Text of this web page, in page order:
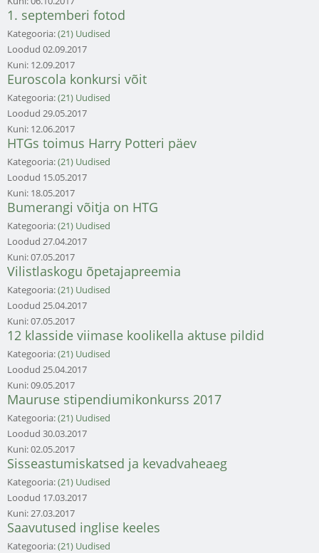
1. septemberi fotod
Kategooria:(21) Uudised
Loodud 02.09.2017
Kuni: 12.09.2017
Euroscola konkursi võit
Kategooria:(21) Uudised
Loodud 29.05.2017
Kuni: 12.06.2017
HTGs toimus Harry Potteri päev
Kategooria:(21) Uudised
Loodud 15.05.2017
Kuni: 18.05.2017
Bumerangi võitja on HTG
Kategooria:(21) Uudised
Loodud 27.04.2017
Kuni:07.05.2017
Vilistlaskogu õpetajapreemia
Kategooria:(21) Uudised
Loodud 25.04.2017
Kuni:07.05.2017
12 klasside viimase koolikella aktuse pildid
Kategooria:(21) Uudised
Loodud 25.04.2017
Kuni:09.05.2017
Mauruse stipendiumikonkurss 2017
Kategooria:(21) Uudised
Loodud 30.03.2017
Kuni:02.05.2017
Sisseastumiskatsed ja kevadvaheaeg
Kategooria:(21) Uudised
Loodud 17.03.2017
Kuni:27.03.2017
Saavutused inglise keeles
Kategooria:(21) Uudised